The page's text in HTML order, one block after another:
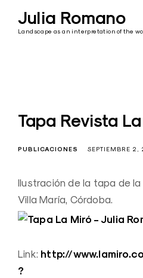
contentJulia Romano
Landscape as an interpretation of the
Tapa Revista
PUBLICACIONES SEPTIEMBRE 2,
Ilustración de la tapa de la
Villa María, Córdoba.
Link: http://
?